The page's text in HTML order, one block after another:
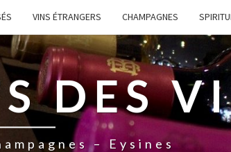
VINS ÉTRANGERS CHAMPAGNES
DES
– Eysines